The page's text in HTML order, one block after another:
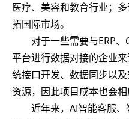
医疗、美容和教育行业；
拓国际市场。
对于一些需要与ERP
平台进行数据对接的企业
统接口开发、数据同步以
资源，因此项目成本也会相
近年来，AI智能客服